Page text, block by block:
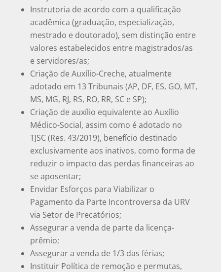
Instrutoria de acordo com a qualificação
acadêmica (graduação, especialização,
mestrado e doutorado), sem distinção entre
valores estabelecidos entre magistrados/as
e servidores/as;
Criação de Auxílio-Creche, atualmente
adotado em 13 Tribunais (AP, DF, ES, GO, MT,
MS, MG, RJ, RS, RO, RR, SC e SP);
Criação de auxílio equivalente ao Auxílio
Médico-Social, assim como é adotado no
TJSC (Res. 43/2019), benefício destinado
exclusivamente aos inativos, como forma de
reduzir o impacto das perdas financeiras ao
se aposentar;
Envidar Esforços para Viabilizar o
Pagamento da Parte Incontroversa da URV
via Setor de Precatórios;
Assegurar a venda de parte da licença-
prêmio;
Assegurar a venda de 1/3 das férias;
Instituir Política de remoção e permutas,